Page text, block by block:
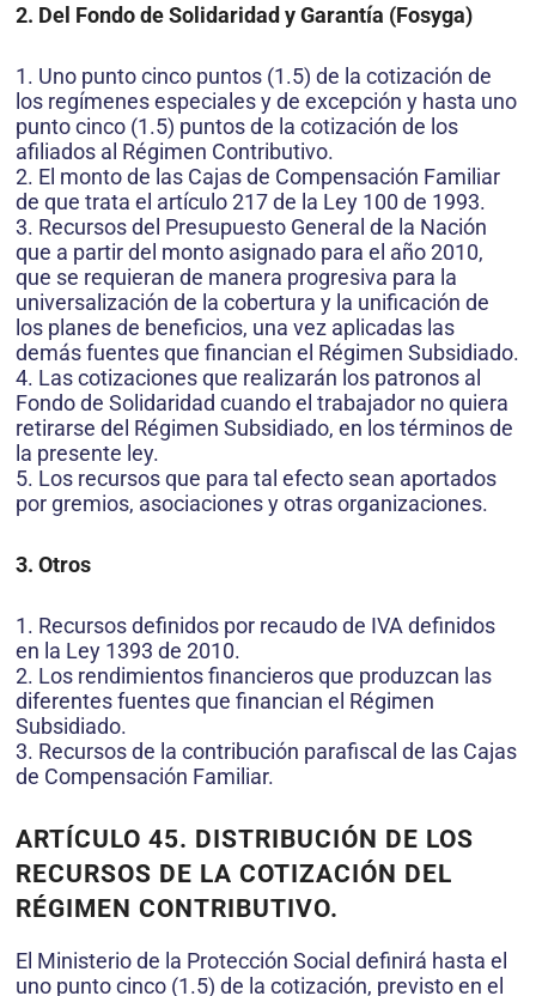
2. Del Fondo de Solidaridad y Garantía (Fosyga)
1. Uno punto cinco puntos (1.5) de la cotización de
los regímenes especiales y de excepción y hasta uno
punto cinco (1.5) puntos de la cotización de los
afiliados al Régimen Contributivo.
2. El monto de las Cajas de Compensación Familiar
de que trata el artículo 217 de la Ley 100 de 1993.
3. Recursos del Presupuesto General de la Nación
que a partir del monto asignado para el año 2010,
que se requieran de manera progresiva para la
universalización de la cobertura y la unificación de
los planes de beneficios, una vez aplicadas las
demás fuentes que financian el Régimen Subsidiado.
4. Las cotizaciones que realizarán los patronos al
Fondo de Solidaridad cuando el trabajador no quiera
retirarse del Régimen Subsidiado, en los términos de
la presente ley.
5. Los recursos que para tal efecto sean aportados
por gremios, asociaciones y otras organizaciones.
3. Otros
1. Recursos definidos por recaudo de IVA definidos
en la Ley 1393 de 2010.
2. Los rendimientos financieros que produzcan las
diferentes fuentes que financian el Régimen
Subsidiado.
3. Recursos de la contribución parafiscal de las Cajas
de Compensación Familiar.
ARTÍCULO 45. DISTRIBUCIÓN DE LOS
RECURSOS DE LA COTIZACIÓN DEL
RÉGIMEN CONTRIBUTIVO.
El Ministerio de la Protección Social definirá hasta el
uno punto cinco (1.5) de la cotización, previsto en el